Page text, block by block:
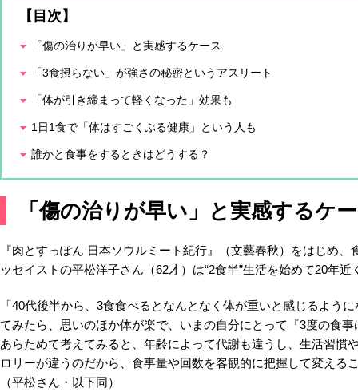
【目次】
「傷の治りが早い」と実感するケース
「3食摂らない」が強さの秘密というアスリート
「体が引き締まって軽くなった」効果も
1日1食で「体はすごくぶる健康」という人も
誰かと食事をするときはどうする？
「傷の治りが早い」と実感するケ
『肉とすっぽん 日本ソウルミート紀行』（文藝春秋）をはじめ
ッセイストの平松洋子さん（62才）は“2食半”生活を始めて20年近
「40代後半から、3食食べるとなんとなく体が重いと感じるよう
てみたら、思いのほか体が楽で、いまの自分にとって『3度の食
あらためて考えてみると、年齢によって代謝も違うし、生活習慣
ロリーが違うのだから、食事量や回数を客観的に把握して変える
（平松さん・以下同）